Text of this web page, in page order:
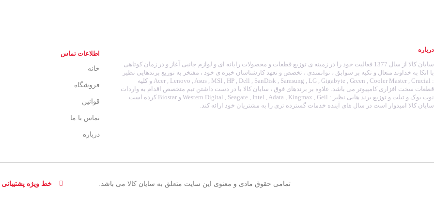
درباره
سایان کالا از سال 1377 فعالیت خود را در زمینه ی توزیع قطعات و محصولات رایانه ای و لوازم جانبی آغاز و در زمان کوتاهی
با اتکا به خداوند متعال و تکیه بر سوابق ، توانمندی ، تخصص و تعهد کارشناسان خبره ی خود ، مفتخر به توزیع برندهایی نظیر
: Acer , Lenovo , Asus , MSI , HP , Dell , SanDisk , Samsung , LG , Gigabyte , Green , Cooler Master , Crucial و کلیه
قطعات سخت افزاری کامپیوتر می باشد. علاوه بر برندهای فوق ، سایان کالا با در دست داشتن تیم متخصص اقدام به واردات
نوت بوک و تبلت و توزیع برند هایی نظیر : Western Digital , Seagate , Intel , Adata , Kingmax , Geil و Biostar کرده است.
سایان کالا امیدوار است در سال های آینده خدمات گسترده تری را به مشتریان خود ارائه کند.
اطلاعات تماس
خانه
فروشگاه
قوانین
تماس با ما
درباره
تمامی حقوق مادی و معنوی این سایت متعلق به سایان کالا می باشد. خط ویژه پشتیبانی :